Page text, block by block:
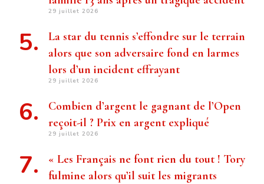
29 juillet 2026
La star du tennis s’effondre sur le terrain
alors que son adversaire fond en larmes
lors d’un incident effrayant
29 juillet 2026
Combien d’argent le gagnant de l’Open
reçoit-il ? Prix ​​en argent expliqué
29 juillet 2026
« Les Français ne font rien du tout ! Tory
fulmine alors qu’il suit les migrants